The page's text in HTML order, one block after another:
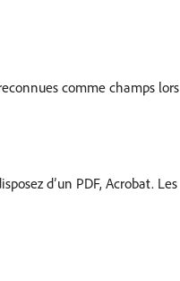
comme champs lors
d’un PDF, Acrobat. Les